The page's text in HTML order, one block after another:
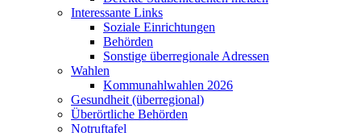
Interessante Links
Soziale Einrichtungen
Behörden
Sonstige überregionale Adressen
Wahlen
Kommunahlwahlen 2026
Gesundheit (überregional)
Überörtliche Behörden
Notruftafel